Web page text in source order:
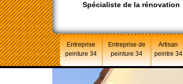
Spécialiste de la rénovation
Entreprise
peinture 34
Entreprise de
peinture 34
Artisan
peintre 34